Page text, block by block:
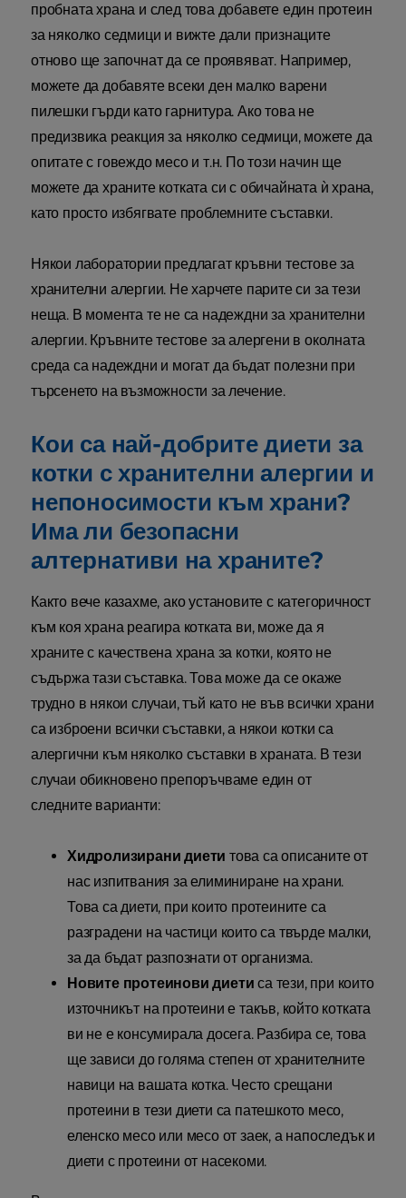
пробната храна и след това добавете един протеин
за няколко седмици и вижте дали признаците
отново ще започнат да се проявяват. Например,
можете да добавяте всеки ден малко варени
пилешки гърди като гарнитура. Ако това не
предизвика реакция за няколко седмици, можете да
опитате с говеждо месо и т.н. По този начин ще
можете да храните котката си с обичайната ѝ храна,
като просто избягвате проблемните съставки.
Някои лаборатории предлагат кръвни тестове за
хранителни алергии. Не харчете парите си за тези
неща. В момента те не са надеждни за хранителни
алергии. Кръвните тестове за алергени в околната
среда са надеждни и могат да бъдат полезни при
търсенето на възможности за лечение.
Кои са най-добрите диети за
котки с хранителни алергии и
непоносимости към храни?
Има ли безопасни
алтернативи на храните?
Както вече казахме, ако установите с категоричност
към коя храна реагира котката ви, може да я
храните с качествена храна за котки, която не
съдържа тази съставка. Това може да се окаже
трудно в някои случаи, тъй като не във всички храни
са изброени всички съставки, а някои котки са
алергични към няколко съставки в храната. В тези
случаи обикновено препоръчваме един от
следните варианти:
Хидролизирани диети това са описаните от
нас изпитвания за елиминиране на храни.
Това са диети, при които протеините са
разградени на частици които са твърде малки,
за да бъдат разпознати от организма.
Новите протеинови диетиса тези, при които
източникът на протеини е такъв, който котката
ви не е консумирала досега. Разбира се, това
ще зависи до голяма степен от хранителните
навици на вашата котка. Често срещани
протеини в тези диети са патешкото месо,
еленско месо или месо от заек, а напоследък и
диети с протеини от насекоми.